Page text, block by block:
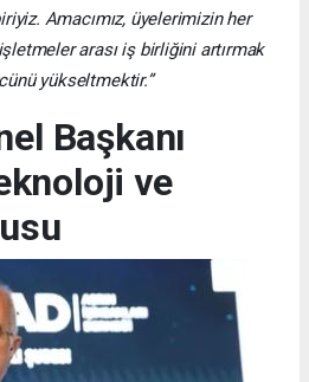
Amacımız, üyelerimizin her
arası iş birliğini artırmak
yükseltmektir.”
Başkanı
ve